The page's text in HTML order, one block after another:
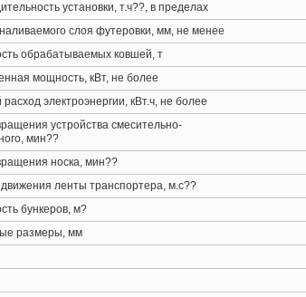
установки, т.ч??, в пределах
слоя футеровки, мм, не менее
обрабатываемых ковшей, т
мощность, кВт, не более
электроэнергии, кВт.ч, не более
устройства смесительно-
мин??
носка, мин??
ленты транспортера, м.с??
бункеров, м?
размеры, мм